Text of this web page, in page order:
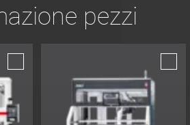
pezzi